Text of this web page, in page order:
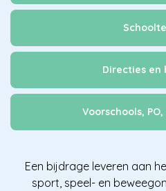
Directies en
Voorschools, PO,
Een bijdrage leveren aan
sport, speel- en